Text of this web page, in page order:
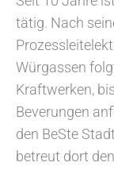
tätig. Nach
Würgassen
Kraftwerken,
Beverungen
den BeSte
betreut dort